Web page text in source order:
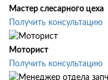
Мастер слесарного цеха
Получить консультацию
Моторист
Получить консультацию